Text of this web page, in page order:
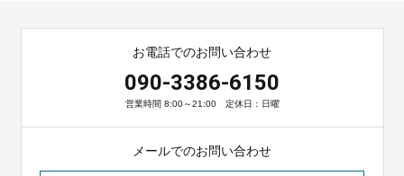
お電話でのお問い合わせ
090-3386-6150
営業時間 8:00～21:00 定休日：日曜
メールでのお問い合わせ